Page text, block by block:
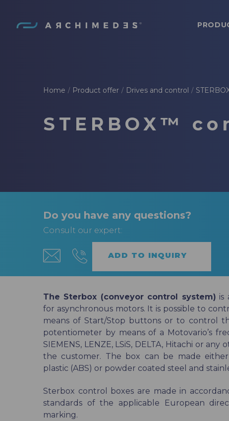
Home / Product offer / Drives and control /
STERBOX™
Do you have any questions?
Consult our expert:
The Sterbox (conveyor control system) is
for asynchronous motors. It is possible to
means of Start/Stop buttons or to control
potentiometer by means of a Motovario’s
SIEMENS, LENZE, LSiS, DELTA, Hitachi or
the customer. The box can be made
plastic (ABS) or powder coated steel and
Sterbox control boxes are made in
standards of the applicable European
marking.